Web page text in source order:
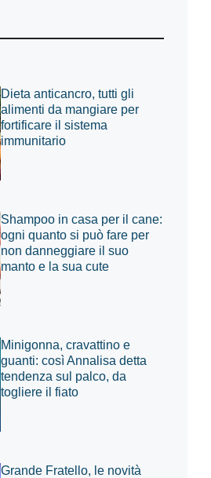
Dieta anticancro, tutti gli
alimenti da mangiare per
fortificare il sistema
immunitario
Shampoo in casa per il cane:
ogni quanto si può fare per
non danneggiare il suo
manto e la sua cute
Minigonna, cravattino e
guanti: così Annalisa detta
tendenza sul palco, da
togliere il fiato
Grande Fratello, le novità